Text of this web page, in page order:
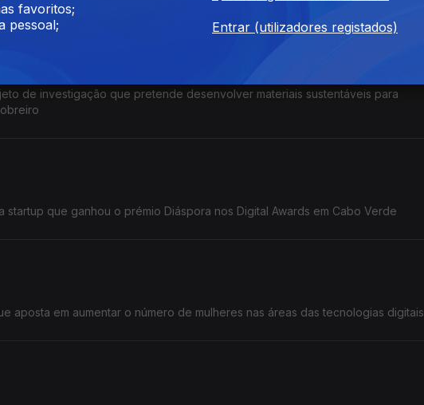
de investigação que pretende desenvolver materiais sustentáveis para
startup que ganhou o prémio Diáspora nos Digital Awards em Cabo Verde
aposta em aumentar o número de mulheres nas áreas das tecnologias digitais
favoritos;
pessoal;
Entrar (utilizadores registados)